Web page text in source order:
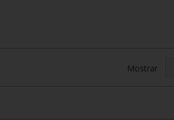
Mostrar